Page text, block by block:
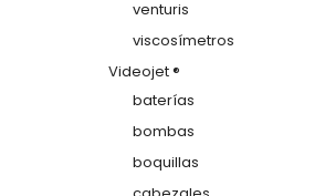
venturis
viscosímetros
Videojet ®
baterías
bombas
boquillas